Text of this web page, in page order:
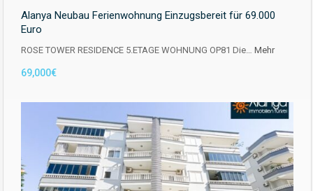
Alanya Neubau Ferienwohnung Einzugsbereit für 69.000
Euro
ROSE TOWER RESIDENCE 5.ETAGE WOHNUNG OP81 Die… Mehr
69,000€